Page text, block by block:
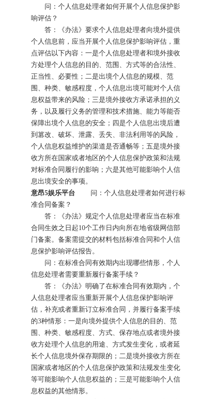
问：个人信息处理者如何开展个人信息保护影
响评估？
答：《办法》要求个人信息处理者向境外提供
个人信息前，应当开展个人信息保护影响评估，重
点评估以下内容：一是个人信息处理者和境外接收
方处理个人信息的目的、范围、方式等的合法性、
正当性、必要性；二是出境个人信息的规模、范
围、种类、敏感程度，个人信息出境可能对个人信
息权益带来的风险；三是境外接收方承诺承担的义
务，以及履行义务的管理和技术措施、能力等能否
保障出境个人信息的安全；四是个人信息出境后遭
到篡改、破坏、泄露、丢失、非法利用等的风险，
个人信息权益维护的渠道是否通畅等；五是境外接
收方所在国家或者地区的个人信息保护政策和法规
对标准合同履行的影响；六是其他可能影响个人信
息出境安全的事项。
意昂5娱乐平台 问：个人信息处理者如何进行标
准合同备案？
答：《办法》规定个人信息处理者应当在标准
合同生效之日起10个工作日内向所在地省级网信部
门备案。备案需提交的材料包括标准合同和个人信
息保护影响评估报告。
问：在标准合同有效期内出现哪些情形，个人
信息处理者需要重新履行备案手续？
答：《办法》明确了在标准合同有效期内，个
人信息处理者应当重新开展个人信息保护影响评
估，补充或者重新订立标准合同，并履行备案手续
的3种情形：一是向境外提供个人信息的目的、范
围、种类、敏感程度、方式、保存地点或者境外接
收方处理个人信息的用途、方式发生变化，或者延
长个人信息境外保存期限的；二是境外接收方所在
国家或者地区的个人信息保护政策和法规发生变化
等可能影响个人信息权益的；三是可能影响个人信
息权益的其他情形。